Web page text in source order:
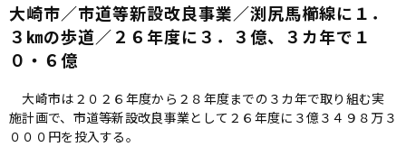
大崎市／市道等新設改良事業／渕尻馬櫛線に１．
３㎞の歩道／２６年度に３．３億、３カ年で１
０・６億
大崎市は２０２６年度から２８年度までの３カ年で取り組む実
施計画で、市道等新設改良事業として２６年度に３億３４９８万３
０００円を投入する。